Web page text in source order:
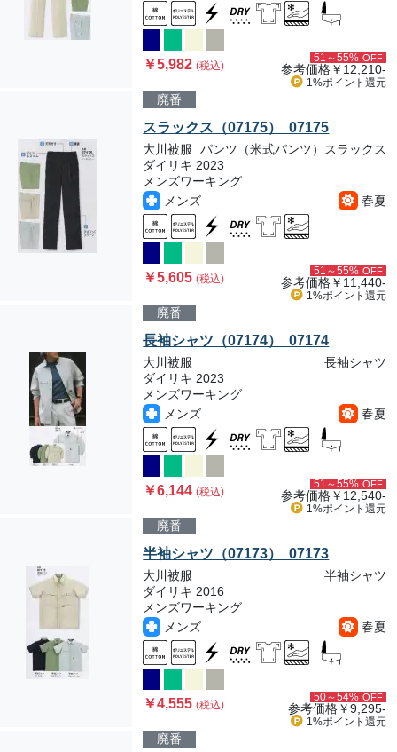
￥5,982(税込)
51～55% OFF
参考価格￥12,210-
1%ポイント 還元
廃番
スラックス（07175） 07175
大川被服
パンツ（米式パンツ）スラックス
ダイリキ 2023
メンズワーキング
メンズ
春夏
￥5,605(税込)
51～55% OFF
参考価格￥11,440-
1%ポイント 還元
廃番
長袖シャツ（07174） 07174
大川被服
長袖シャツ
ダイリキ 2023
メンズワーキング
メンズ
春夏
￥6,144(税込)
51～55% OFF
参考価格￥12,540-
1%ポイント 還元
廃番
半袖シャツ（07173） 07173
大川被服
半袖シャツ
ダイリキ 2016
メンズワーキング
メンズ
春夏
￥4,555(税込)
50～54% OFF
参考価格￥9,295-
1%ポイント 還元
廃番